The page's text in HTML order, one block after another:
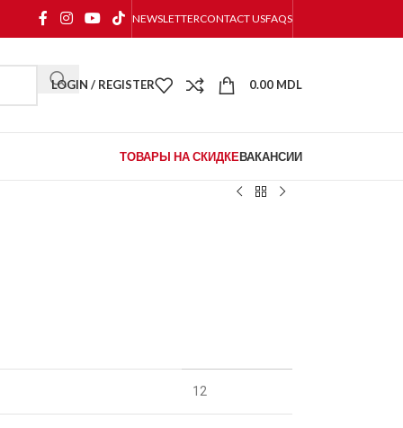
NEWSLETTERCONTACT USFAQS
LOGIN / REGISTER 0.00 MDL
ТОВАРЫ НА СКИДКЕВАКАНСИИ
12